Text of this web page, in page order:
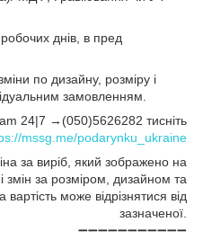
днів, в пред
по дизайну, розміру і
замовленням.
24|7 →(050)5626282 тисніть
mssg.me/podarynku_ukraine
за виріб, який зображено на
за розміром, дизайном та
може відрізнятися від
зазначеної.
➖➖➖➖➖➖➖➖➖➖➖